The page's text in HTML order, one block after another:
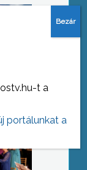
t a
portálunkat a